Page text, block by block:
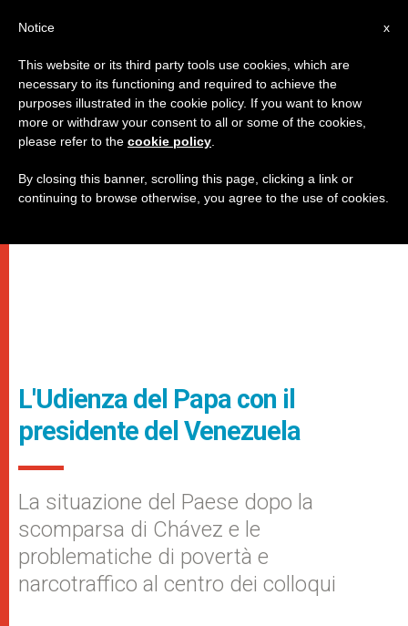
L'Udienza del Papa con il
presidente del Venezuela
La situazione del Paese dopo la
scomparsa di Chávez e le
problematiche di povertà e
narcotraffico al centro dei colloqui
x
Notice
This website or its third party tools use cookies, which are
necessary to its functioning and required to achieve the
purposes illustrated in the cookie policy. If you want to know
more or withdraw your consent to all or some of the cookies,
please refer to the cookie policy
By closing this banner, scrolling this page, clicking a link or
continuing to browse otherwise, you agree to the use of cookies.